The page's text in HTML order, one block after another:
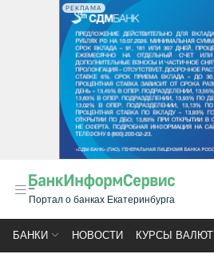
РЕКЛАМА
Портал о банках Екатеринбурга
БАНКИ НОВОСТИ КУРСЫ ВАЛЮТ